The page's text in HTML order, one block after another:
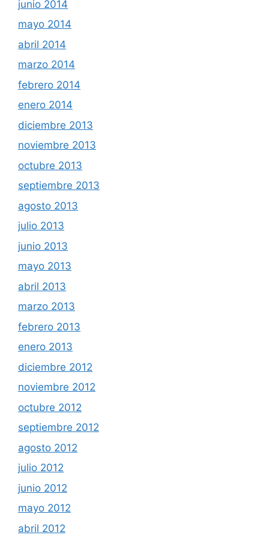
junio 2014
mayo 2014
abril 2014
marzo 2014
febrero 2014
enero 2014
diciembre 2013
noviembre 2013
octubre 2013
septiembre 2013
agosto 2013
julio 2013
junio 2013
mayo 2013
abril 2013
marzo 2013
febrero 2013
enero 2013
diciembre 2012
noviembre 2012
octubre 2012
septiembre 2012
agosto 2012
julio 2012
junio 2012
mayo 2012
abril 2012